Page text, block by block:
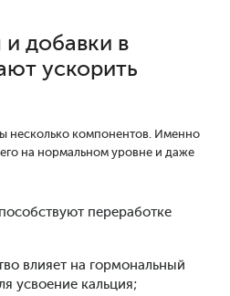
добавки в
ускорить
несколько компонентов. Именно
на нормальном уровне и даже
переработке
влияет на гормональный
усвоение кальция;